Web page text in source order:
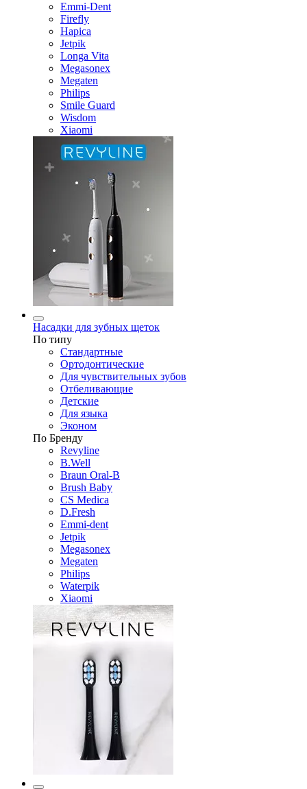
Emmi-Dent
Firefly
Hapica
Jetpik
Longa Vita
Megasonex
Megaten
Philips
Smile Guard
Wisdom
Xiaomi
Насадки для зубных щеток
По типу
Стандартные
Ортодонтические
Для чувствительных зубов
Отбеливающие
Детские
Для языка
Эконом
По Бренду
Revyline
B.Well
Braun Oral-B
Brush Baby
CS Medica
D.Fresh
Emmi-dent
Jetpik
Megasonex
Megaten
Philips
Waterpik
Xiaomi